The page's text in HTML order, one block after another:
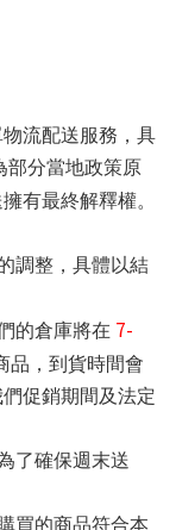
流配送服務，具
部分當地政策原
有最終解釋權。
調整，具體以結
的倉庫將在 7-
品，到貨時間會
促銷期間及法定
了確保週末送
買的商品符合本